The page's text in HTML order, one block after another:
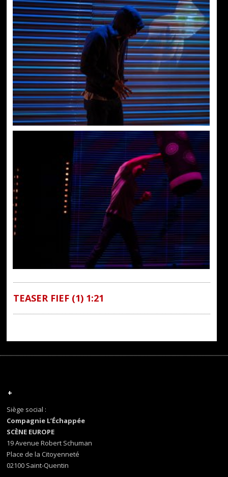
TEASER FIEF (1) 1:21
+
Siège social :
Compagnie L’Échappée
SCÈNE EUROPE
19 Avenue Robert Schuman
Place de la Citoyenneté
02100 Saint-Quentin